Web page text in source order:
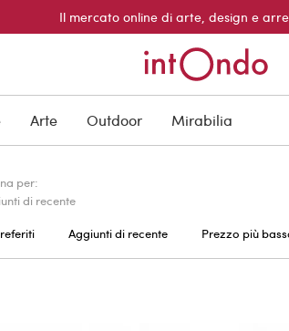
Il mercato online di arte, design e
Arte Outdoor Mirabilia
per:
di recente
Aggiunti di recente Prezzo più